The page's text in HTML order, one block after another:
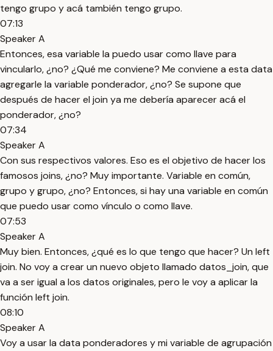
tengo grupo y acá también tengo grupo.
07:13
Speaker A
Entonces, esa variable la puedo usar como llave para
vincularlo, ¿no? ¿Qué me conviene? Me conviene a esta data
agregarle la variable ponderador, ¿no? Se supone que
después de hacer el join ya me debería aparecer acá el
ponderador, ¿no?
07:34
Speaker A
Con sus respectivos valores. Eso es el objetivo de hacer los
famosos joins, ¿no? Muy importante. Variable en común,
grupo y grupo, ¿no? Entonces, si hay una variable en común
que puedo usar como vínculo o como llave.
07:53
Speaker A
Muy bien. Entonces, ¿qué es lo que tengo que hacer? Un left
join. No voy a crear un nuevo objeto llamado datos_join, que
va a ser igual a los datos originales, pero le voy a aplicar la
función left join.
08:10
Speaker A
Voy a usar la data ponderadores y mi variable de agrupación